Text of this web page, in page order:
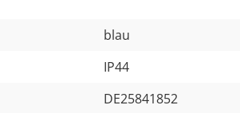
blau
IP44
DE25841852